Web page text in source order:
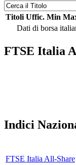
Titoli Uffic. Min
Dati di borsa
FTSE Italia
Indici
FTSE Italia All-Share